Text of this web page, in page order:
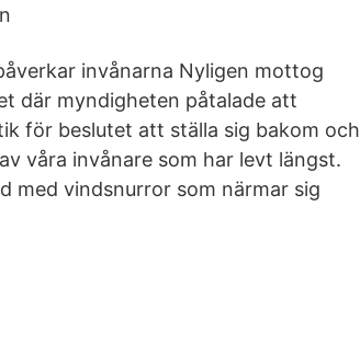
invånarna Nyligen mottog
där myndigheten påtalade att
för beslutet att ställa sig bakom och
våra invånare som har levt längst.
med vindsnurror som närmar sig